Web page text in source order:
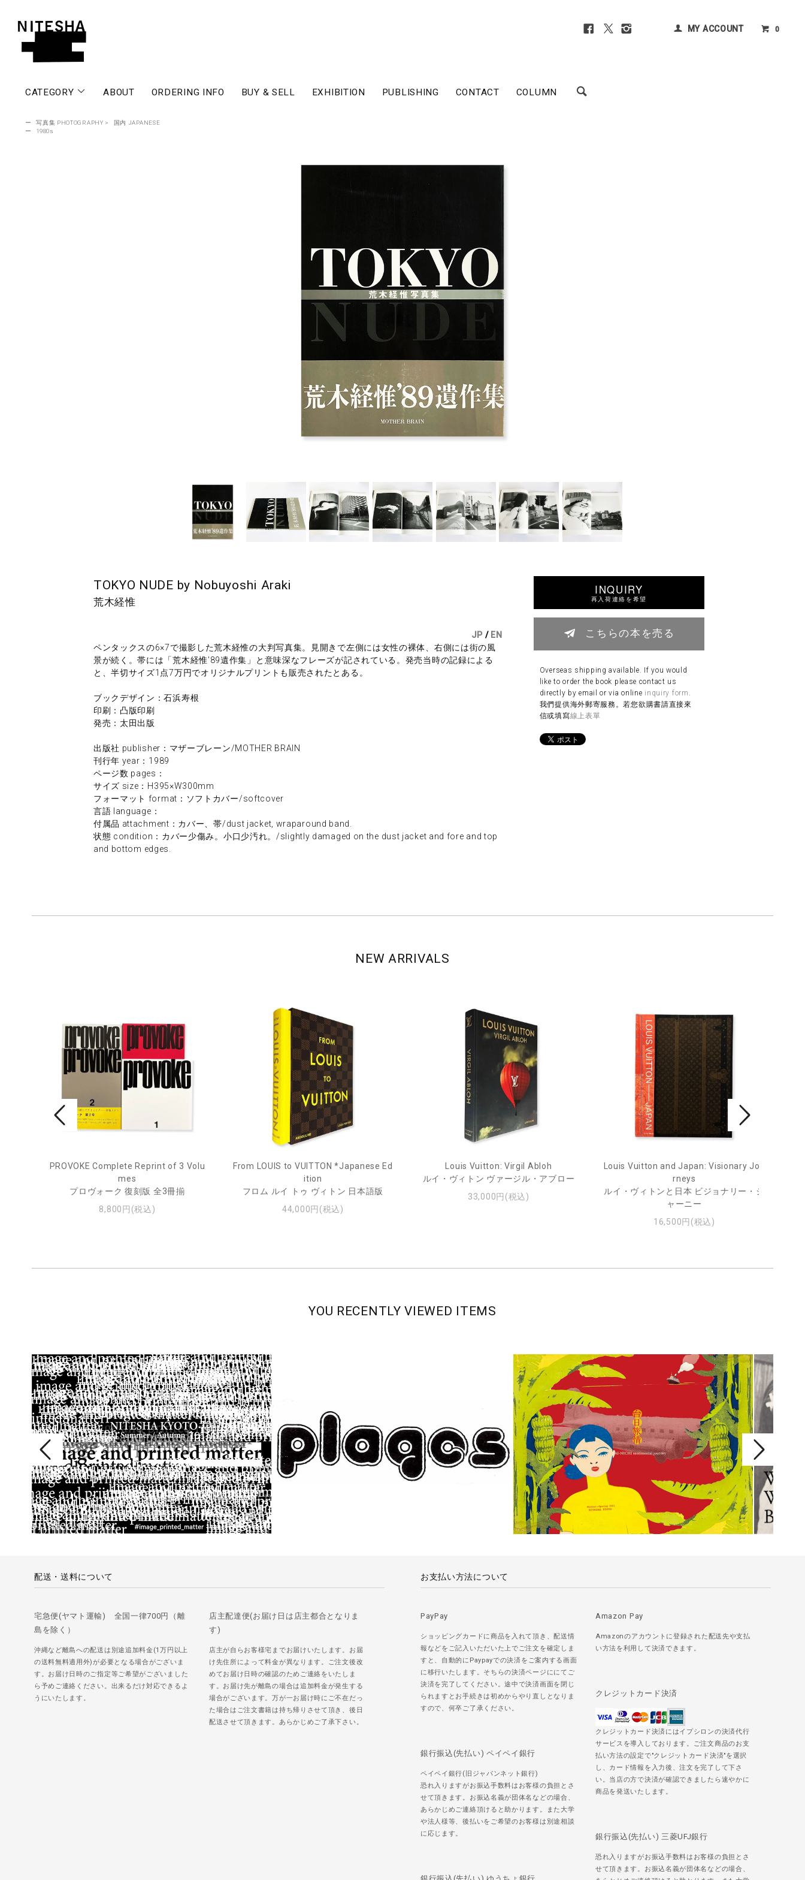
MY ACCOUNT 0
CATEGORY ABOUT ORDERING INFO BUY & SELL EXHIBITION PUBLISHING CONTACT COLUMN
ー 写真集 PHOTOGRAPHY >
国内 JAPANESE
ー
1980s
TOKYO NUDE by Nobuyoshi Araki
荒木経惟
JP / EN
ペンタックスの6×7で撮影した荒木経惟の大判写真集。見開きで左側には女性の裸体、右側には街の風
景が続く。帯には「荒木経惟'89遺作集」と意味深なフレーズが記されている。発売当時の記録による
と、半切サイズ1点7万円でオリジナルプリントも販売されたとある。
ブックデザイン：石浜寿根
印刷：凸版印刷
発売：太田出版
出版社 publisher：マザーブレーン/MOTHER BRAIN
刊行年 year：1989
ページ数 pages：
サイズ size：H395×W300mm
フォーマット format：ソフトカバー/softcover
言語 language：
付属品 attachment：カバー、帯/dust jacket, wraparound band.
状態 condition：カバー少傷み。小口少汚れ。/slightly damaged on the dust jacket and fore and top
and bottom edges.
INQUIRY
再入荷連絡を希望
こちらの本を売る
Overseas shipping available. If you would
like to order the book please contact us
directly by email or via online inquiry form .
我們提供海外郵寄服務。若您欲購書請直接來
信或填寫線上表單
NEW ARRIVALS
PROVOKE Complete Reprint of 3 Volu
mes
プロヴォーク 復刻版 全3冊揃
8,800円(税込)
From LOUIS to VUITTON *Japanese Ed
ition
フロム ルイ トゥ ヴィトン 日本語版
44,000円(税込)
Louis Vuitton: Virgil Abloh
ルイ・ヴィトン ヴァージル・アブロー
33,000円(税込)
Louis Vuitton and Japan: Visionary Jou
rneys
ルイ・ヴィトンと日本 ビジョナリー・ジ
ャーニー
16,500円(税込)
YOU RECENTLY VIEWED ITEMS
配送・送料について
宅急便(ヤマト運輸) 全国一律700円（離
島を除く）
沖縄など離島への配送は別途追加料金(1万円以上
の送料無料適用外)が必要となる場合がございま
す。お届け日時のご指定等ご希望がございました
ら予めご連絡ください。出来るだけ対応できるよ
うにいたします。
店主配達便(お届け日は店主都合となりま
す)
店主が自らお客様宅までお届けいたします。お届
け先住所によって料金が異なります。ご注文後改
めてお届け日時の確認のためご連絡をいたしま
す。お届け先が離島の場合は追加料金が発生する
場合がございます。万が一お届け時にご不在だっ
た場合はご注文書籍は持ち帰りさせて頂き、後日
配送させて頂きます。あらかじめご了承下さい。
お支払い方法について
PayPay
ショッピングカードに商品を入れて頂き、配送情
報などをご記入いただいた上でご注文を確定しま
すと、自動的にPaypayでの決済をご案内する画面
に移行いたします。そちらの決済ページににてご
決済を完了してください。途中で決済画面を閉じ
られますとお手続きは初めからやり直しとなりま
すので、何卒ご了承ください。
Amazon Pay
Amazonのアカウントに登録された配送先や支払
い方法を利用して決済できます。
クレジットカード決済
クレジットカード決済にはイプシロンの決済代行
サービスを導入しております。ご注文商品のお支
払い方法の設定で"クレジットカード決済"を選択
し、カード情報を入力後、注文を完了して下さ
い。当店の方で決済が確認できましたら速やかに
商品を発送いたします。
銀行振込(先払い) ペイペイ銀行
ペイペイ銀行(旧ジャパンネット銀行)
恐れ入りますがお振込手数料はお客様の負担とさ
せて頂きます。お振込名義が団体名などの場合、
あらかじめご連絡頂けると助かります。また大学
や法人様等、後払いをご希望のお客様は別途相談
に応じます。
銀行振込(先払い) 三菱UFJ銀行
恐れ入りますがお振込手数料はお客様の負担とさ
せて頂きます。お振込名義が団体名などの場合、